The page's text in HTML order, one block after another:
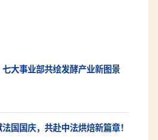
大事业部共绘发酵产业新图景
国国庆，共赴中法烘焙新篇章！